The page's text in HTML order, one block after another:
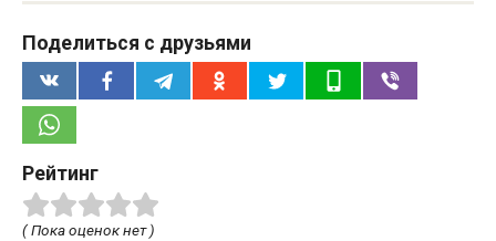
Поделиться с друзьями
Рейтинг
( Пока оценок нет )